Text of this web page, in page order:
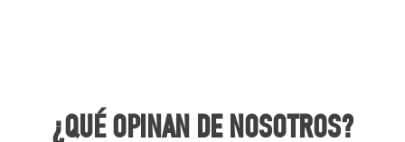
¿QUÉ OPINAN DE NOSOTROS?